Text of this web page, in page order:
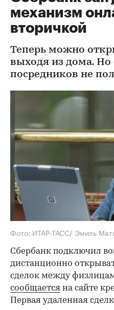
механизм
вторичкой
Теперь можно
выходя из дома. Но
посредников не
Фото: ИТАР-ТАСС/ Эмиль
Сбербанк подключил
дистанционно
сделок между
сообщается на сайте
Первая удаленная